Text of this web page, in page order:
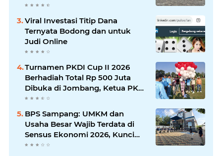
Laksanakan!
Viral Investasi Titip Dana
Ternyata Bodong dan untuk
Judi Online
Turnamen PKDI Cup II 2026
Berhadiah Total Rp 500 Juta
Dibuka di Jombang, Ketua PKDI
Jatim Syaifullah Mahdi: Ajang
Komunikasi Antar-Kades untuk
Memajukan Desa
BPS Sampang: UMKM dan
Usaha Besar Wajib Terdata di
Sensus Ekonomi 2026, Kunci
Kebijakan Tepat Sasaran